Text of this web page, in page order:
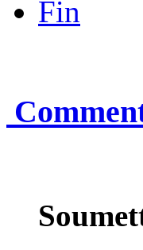
Fin